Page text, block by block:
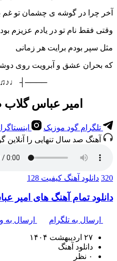
آخر چرا در گوشه ی چشمان تو غم
وقتی فقط نام تو در یادم عزیزم بود
مثل سپر بودم برایت هر زمانی
که بحران عشق و آبرویت روی
├───
امیر عباس
تلگرام گود موزیک
آهنگ صد سال تنهایی را آنلاین
320 دانلود آهنگ کیفیت 128
دانلود تمام آهنگ های امیر
ارسال به تلگرام ارسال به
۲۷ اردیبهشت ۱۴۰۴
دانلود آهنگ
۰ نظر